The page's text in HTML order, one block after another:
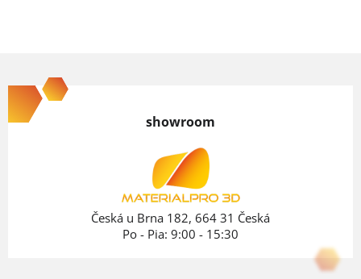
á
p
showroom
Česká u Brna 182, 664 31 Česká
Po - Pia: 9:00 - 15:30